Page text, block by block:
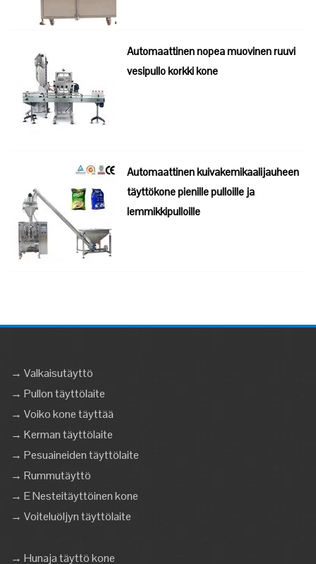
Automaattinen nopea muovinen ruuvi
vesipullo korkki kone
Automaattinen kuivakemikaalijauheen
täyttökone pienille pulloille ja
lemmikkipulloille
→ Valkaisutäyttö
→ Pullon täyttölaite
→ Voiko kone täyttää
→ Kerman täyttölaite
→ Pesuaineiden täyttölaite
→ Rummutäyttö
→ E Nesteitäyttöinen kone
→ Voiteluöljyn täyttölaite
→ Hunaja täyttö kone